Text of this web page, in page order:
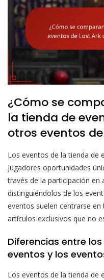
¿Cómo se
la tienda de
otros eventos
Los eventos de la tienda de
jugadores oportunidades
través de la participación en
distinguiéndolos de los
eventos suelen centrarse
artículos exclusivos que no
Diferencias entre
eventos y los
Los eventos de la tienda de